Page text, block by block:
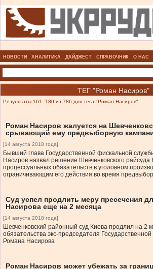
НОВОСТИ АНАЛИТИКА ДАЙДЖЕСТ СПРАВОЧНИК О НАС
ТЕГ "Роман Насиров"
Результаты 161–180 из 786 для тега "Роман Насиров".
Роман Насиров жалуется на
срывающий ему предвыборную
[14 августа 2018 года]
Бывший глава Государственной фискальной
Насиров назвал решение Шевченковского
процессуальных обязательств в уголовном
ограничивающим его действия во время
Суд успел продлить меру пресечения
Насирова еще на 2 месяца
[14 августа 2018 года]
Шевченковский районный суд Киева продлил на 2
обязательства экс-председателя
Романа Насирова
Роман Насиров может убежать за